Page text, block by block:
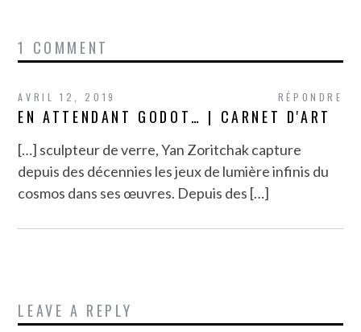
1 COMMENT
RÉPONDRE
AVRIL 12, 2019
EN ATTENDANT GODOT… | CARNET D'ART
[…] sculpteur de verre, Yan Zoritchak capture
depuis des décennies les jeux de lumière infinis du
cosmos dans ses œuvres. Depuis des […]
LEAVE A REPLY